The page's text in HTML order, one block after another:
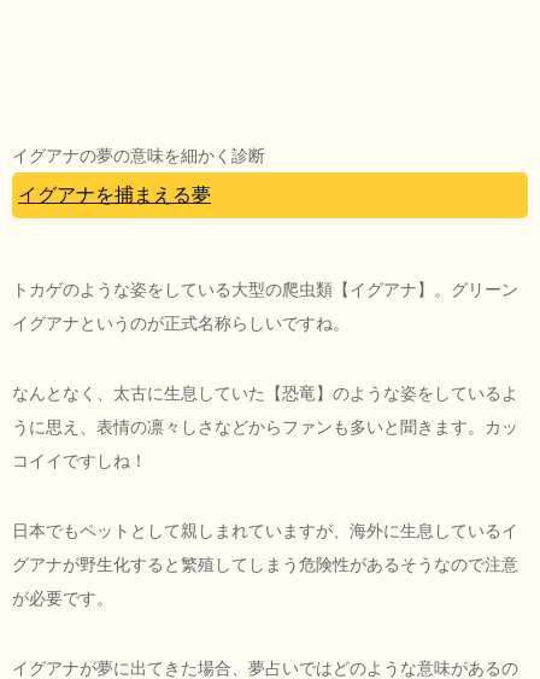
イグアナの夢の意味を細かく診断
イグアナを捕まえる夢
トカゲのような姿をしている大型の爬虫類【イグアナ】。グリーン
イグアナというのが正式名称らしいですね。
なんとなく、太古に生息していた【恐竜】のような姿をしているよ
うに思え、表情の凛々しさなどからファンも多いと聞きます。カッ
コイイですしね！
日本でもペットとして親しまれていますが、海外に生息しているイ
グアナが野生化すると繁殖してしまう危険性があるそうなので注意
が必要です。
イグアナが夢に出てきた場合、夢占いではどのような意味があるの